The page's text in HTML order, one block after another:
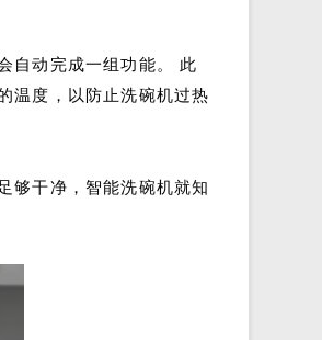
自动完成一组功能。 此
温度，以防止洗碗机过热
够干净，智能洗碗机就知